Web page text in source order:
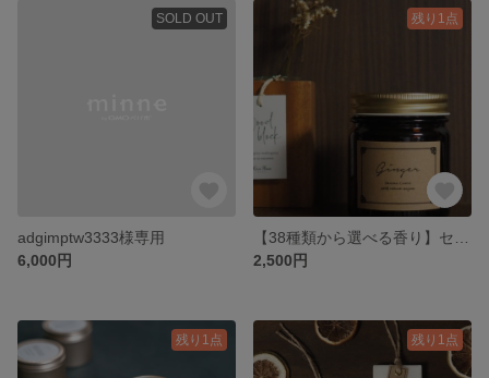
SOLD OUT
adgimptw3333様専用
6,000円
残り1点
2,500円
残り1点 残り1点